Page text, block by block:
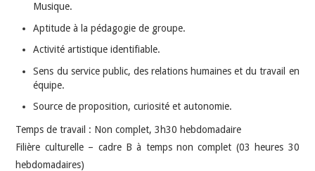
Musique.
Aptitude à la pédagogie de groupe.
Activité artistique identifiable.
Sens du service public, des relations humaines et du travail en
équipe.
Source de proposition, curiosité et autonomie.
Temps de travail : Non complet, 3h30 hebdomadaire
Filière culturelle – cadre B à temps non complet (03 heures 30
hebdomadaires)